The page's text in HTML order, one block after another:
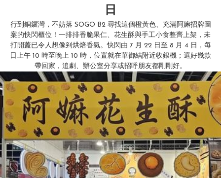
日
行到銅鑼灣，不妨落 SOGO B2 尋找這個橙黃色、充滿阿嫲招牌圖
案的快閃櫃位！一排排香脆果仁、花生酥與手工小食整齊上架，未
打開蓋已令人想像到烘焙香氣。快閃由 7 月 22 日至 8 月 4 日，每
日上午 10 時至晚上 10 時，位置就在華御結附近收銀機；選好幾款
帶回家，追劇、辦公室分享或招呼朋友都剛剛好。